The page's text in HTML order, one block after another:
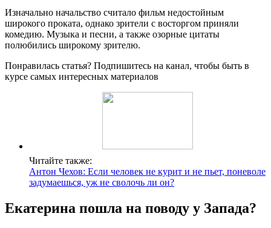
Изначально начальство считало фильм недостойным
широкого проката, однако зрители с восторгом приняли
комедию. Музыка и песни, а также озорные цитаты
полюбились широкому зрителю.
Понравилась статья? Подпишитесь на канал, чтобы быть в
курсе самых интересных материалов
Читайте также:
Антон Чехов: Если человек не курит и не пьет, поневоле
задумаешься, уж не сволочь ли он?
Екатерина пошла на поводу у Запада?